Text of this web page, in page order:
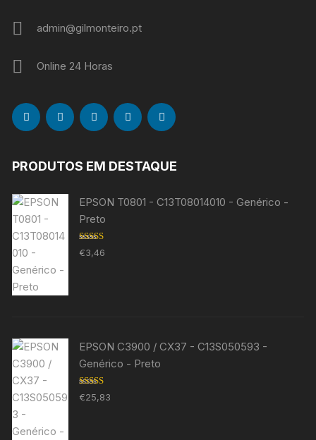
admin@gilmonteiro.pt
Online 24 Horas
PRODUTOS EM DESTAQUE
EPSON T0801 - C13T08014010 - Genérico -
Preto
Avaliação
5.00 de 5
€3,46
EPSON C3900 / CX37 - C13S050593 -
Genérico - Preto
Avaliação
5.00de 5
€25,83